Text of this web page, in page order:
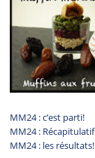
MM24 : c’est parti!
MM24 : Récapitulatif
MM24 : les résultats!